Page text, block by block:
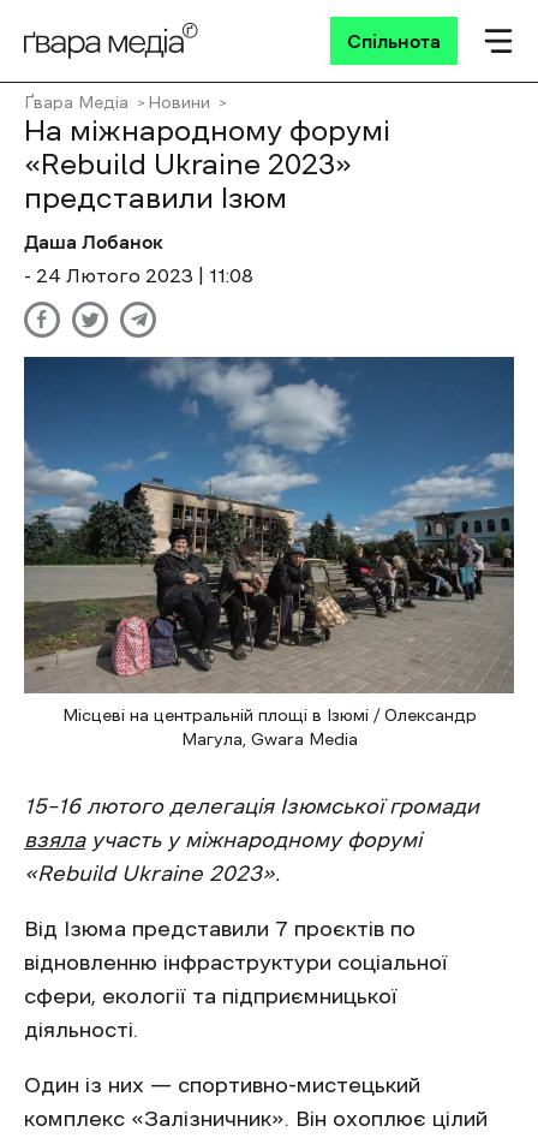
Спільнота
Ґвара Медіа Новини
На міжнародному форумі
«Rebuild Ukraine 2023»
представили Ізюм
Даша Лобанок
- 24 Лютого 2023 | 11:08
Місцеві на центральній площі в Ізюмі / Олександр
Магула, Gwara Media
15–16 лютого делегація Ізюмської громади
взялаучасть у міжнародному форумі
«Rebuild Ukraine 2023».
Від Ізюма представили 7 проєктів по
відновленню інфраструктури соціальної
сфери, екології та підприємницької
діяльності.
Один із них — спортивно-мистецький
комплекс «Залізничник». Він охоплює цілий